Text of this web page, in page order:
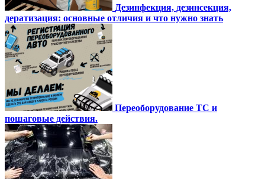
Дезинфекция, дезинсекция,
дератизация: основные отличия и что нужно знать
Переоборудование ТС и
пошаговые действия.